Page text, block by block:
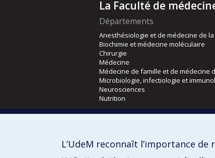
La Faculté de
Départements
Anesthésiologie et de médecine de
Biochimie et médecine moléculaire
Chirurgie
Médecine
Médecine de famille et de médecine
Microbiologie, infectiologie et
Neurosciences
Nutrition
Orthophonie et audiologie
L’UdeM reconnaît l’importance